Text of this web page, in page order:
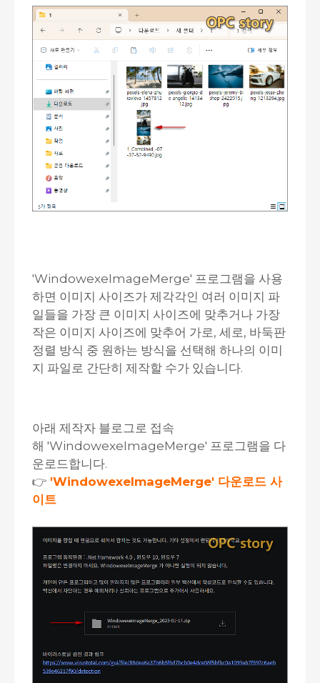
'WindowexeImageMerge' 프로그램을 사용
하면 이미지 사이즈가 제각각인 여러 이미지 파
일들을 가장 큰 이미지 사이즈에 맞추거나 가장
작은 이미지 사이즈에 맞추어 가로, 세로, 바둑판
정렬 방식 중 원하는 방식을 선택해 하나의 이미
지 파일로 간단히 제작할 수가 있습니다.
아래 제작자 블로그로 접속
해 'WindowexeImageMerge' 프로그램을 다
운로드합니다.
👉 'WindowexeImageMerge' 다운로드 사
이트